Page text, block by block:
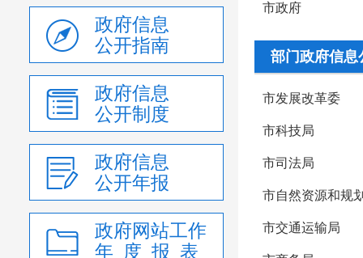
政府信息
公开指南
政府信息
公开制度
政府信息
公开年报
政府网站工作
年 度 报 表
市政府
部门政府信息
市发展改革委
市科技局
市司法局
市自然资源和规
市交通运输局